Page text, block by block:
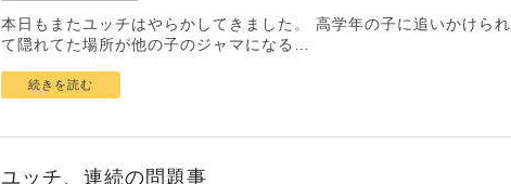
本日もまたユッチはやらかしてきました。 高学年の子に追いかけられ
て隠れてた場所が他の子のジャマになる…
続きを読む
ユッチ、連続の問題事